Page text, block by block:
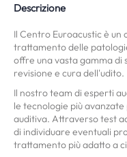
Descrizione
Il Centro Euroacustic è un
trattamento delle
offre una vasta gamma
revisione e cura dell'udito.
Il nostro team di esperti
le tecnologie più
auditiva. Attraverso test
di individuare eventuali
trattamento più adatto a